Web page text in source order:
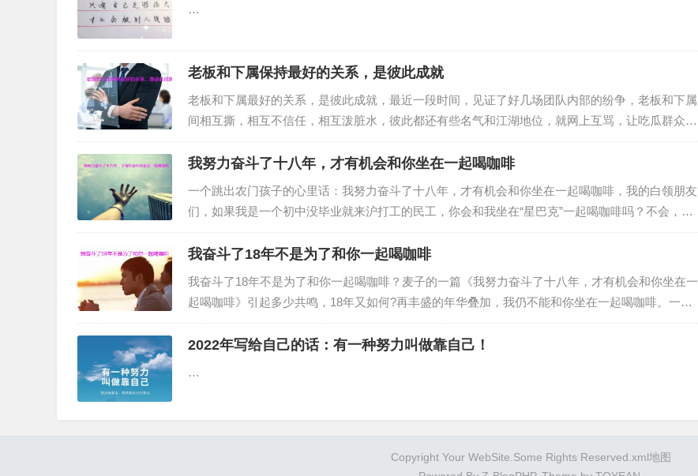
…
老板和下属保持最好的关系，是彼此成就
老板和下属最好的关系，是彼此成就，最近一段时间，见证了好几场团队内部的纷争，老板和下属
间相互撕，相互不信任，相互泼脏水，彼此都还有些名气和江湖地位，就网上互骂，让吃瓜群众看
得津津有味，好不热闹。因为都…
我努力奋斗了十八年，才有机会和你坐在一起喝咖啡
一个跳出农门孩子的心里话：我努力奋斗了十八年，才有机会和你坐在一起喝咖啡，我的白领朋友
们，如果我是一个初中没毕业就来沪打工的民工，你会和我坐在“星巴克”一起喝咖啡吗？不会，肯
定不会。比较我们的成长历程…
我奋斗了18年不是为了和你一起喝咖啡
我奋斗了18年不是为了和你一起喝咖啡？麦子的一篇《我努力奋斗了十八年，才有机会和你坐在一
起喝咖啡》引起多少共鸣，18年又如何?再丰盛的年华叠加，我仍不能和你坐在一起喝咖啡。一篇
关于农家子弟奋斗的感悟文…
2022年写给自己的话：有一种努力叫做靠自己！
…
Copyright Your WebSite.Some Rights Reserved. xml地图